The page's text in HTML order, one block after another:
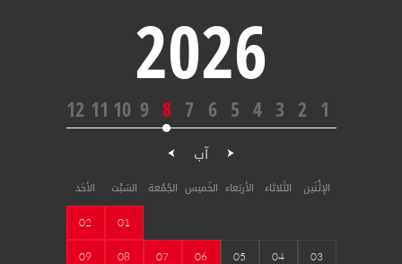
2026
1
2
3
4
5
6
7
8
9
10
11
12
آب
الإثْنَين الثَلاثاء الأربَعاء الخَميس الجُمُعة السَبْت الأحَد
01
02
03
04
05
06
07
08
09